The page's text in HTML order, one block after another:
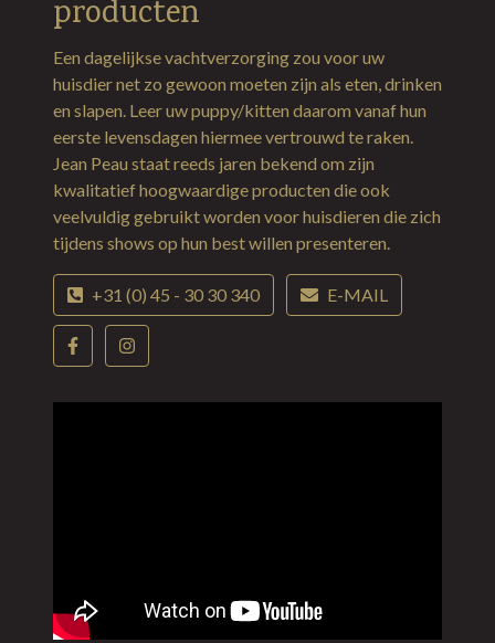
producten
Een dagelijkse vachtverzorging zou voor uw
huisdier net zo gewoon moeten zijn als eten, drinken
en slapen. Leer uw puppy/kitten daarom vanaf hun
eerste levensdagen hiermee vertrouwd te raken.
Jean Peau staat reeds jaren bekend om zijn
kwalitatief hoogwaardige producten die ook
veelvuldig gebruikt worden voor huisdieren die zich
tijdens shows op hun best willen presenteren.
+31 (0) 45 - 30 30 340 E-MAIL